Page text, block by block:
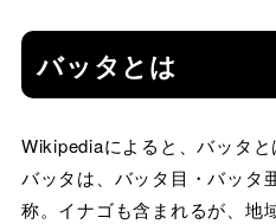
バッタとは
Wikipediaによると、バッタと
バッタは、バッタ目・バッタ
称。イナゴも含まれるが、地